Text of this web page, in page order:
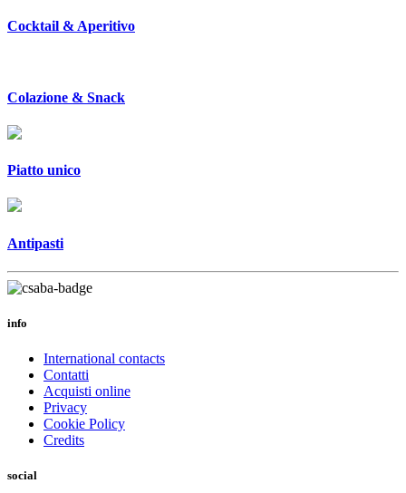
Cocktail & Aperitivo
Colazione & Snack
Piatto unico
Antipasti
info
International contacts
Contatti
Acquisti online
Privacy
Cookie Policy
Credits
social